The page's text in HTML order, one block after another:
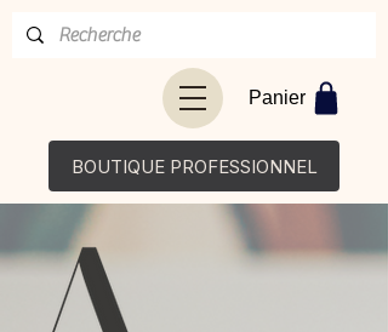
Panier
BOUTIQUE PROFESSIONNEL